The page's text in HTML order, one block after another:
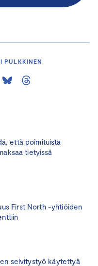
että poimituista
tietyissä
First North -yhtiöiden
selvitystyö käytettyä
PULKKINEN